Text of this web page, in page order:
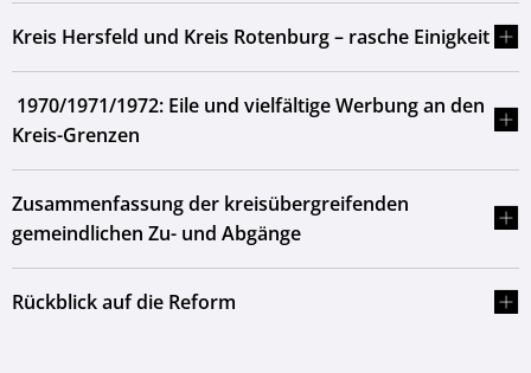
Kreis Hersfeld und Kreis Rotenburg – rasche Einigkeit
1970/1971/1972: Eile und vielfältige Werbung an den
Kreis-Grenzen
Zusammenfassung der kreisübergreifenden
gemeindlichen Zu- und Abgänge
Rückblick auf die Reform